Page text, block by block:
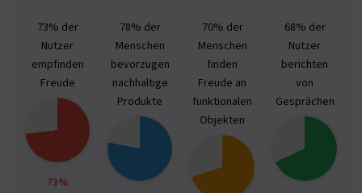
73% der
Nutzer
empfinden
Freude
73%
78% der
Menschen
bevorzugen
nachhaltige
Produkte
70% der
Menschen
finden
Freude an
funktionalen
Objekten
68% der
Nutzer
berichten
von
Gesprächen